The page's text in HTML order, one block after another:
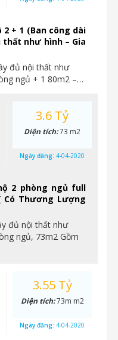
2 + 1 (Ban công dài
thất như hình – Gia
đủ nội thất như
ngủ + 1 80m2 –…
hộ 2 phòng ngủ full
Có Thương Lượng
đủ nội thất như
ngủ, 73m2 Gồm
3.6 Tỷ
Diện tích:73 m2
Ngày đăng: 4-04-2020
3.55 Tỷ
Diện tích:73m m2
Ngày đăng: 4-04-2020